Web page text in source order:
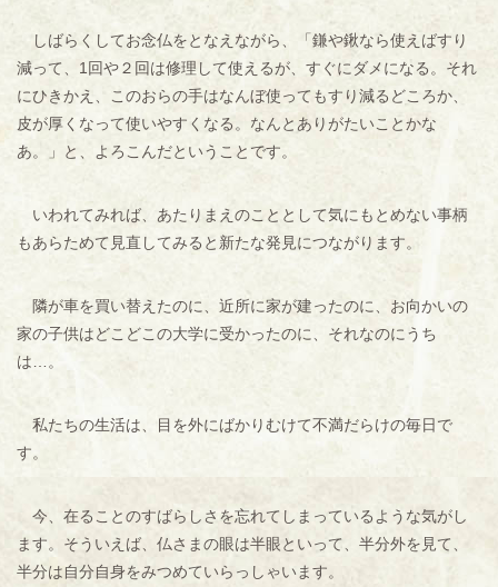
しばらくしてお念仏をとなえながら、「鎌や鍬なら使えばすり
減って、1回や２回は修理して使えるが、すぐにダメになる。それ
にひきかえ、このおらの手はなんぼ使ってもすり減るどころか、
皮が厚くなって使いやすくなる。なんとありがたいことかな
あ。」と、よろこんだということです。
いわれてみれば、あたりまえのこととして気にもとめない事柄
もあらためて見直してみると新たな発見につながります。
隣が車を買い替えたのに、近所に家が建ったのに、お向かいの
家の子供はどこどこの大学に受かったのに、それなのにうち
は…。
私たちの生活は、目を外にばかりむけて不満だらけの毎日で
す。
今、在ることのすばらしさを忘れてしまっているような気がし
ます。そういえば、仏さまの眼は半眼といって、半分外を見て、
半分は自分自身をみつめていらっしゃいます。